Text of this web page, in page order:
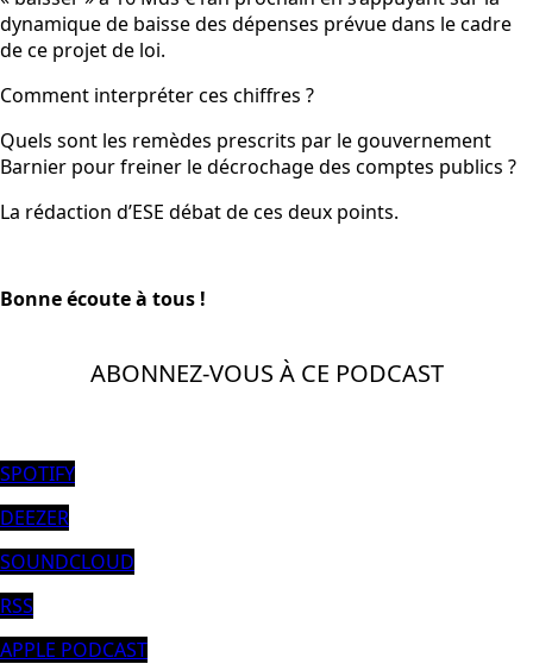
dynamique de baisse des dépenses prévue dans le cadre
de ce projet de loi.
Comment interpréter ces chiffres ?
Quels sont les remèdes prescrits par le gouvernement
Barnier pour freiner le décrochage des comptes publics ?
La rédaction d’ESE débat de ces deux points.
Bonne écoute à tous !
ABONNEZ-VOUS À CE PODCAST
SPOTIFY
DEEZER
SOUNDCLOUD
RSS
APPLE PODCAST